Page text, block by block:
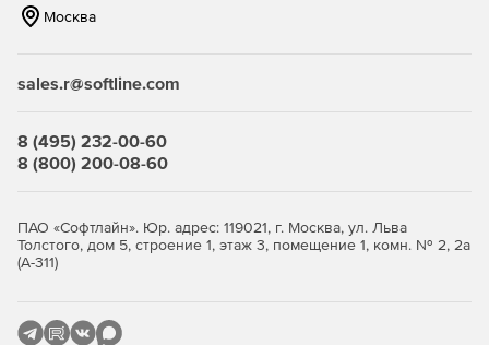
функционирование сушилки.
материалов
Режимы работы сушильной установки и контроль
оборудования.
Москва
sales.r@softline.com
8 (495) 232-00-60
8 (800) 200-08-60
ПАО «Софтлайн». Юр. адрес: 119021, г. Москва, ул. Льва
Толстого, дом 5, строение 1, этаж 3, помещение 1, комн. № 2, 2а
(А-311)